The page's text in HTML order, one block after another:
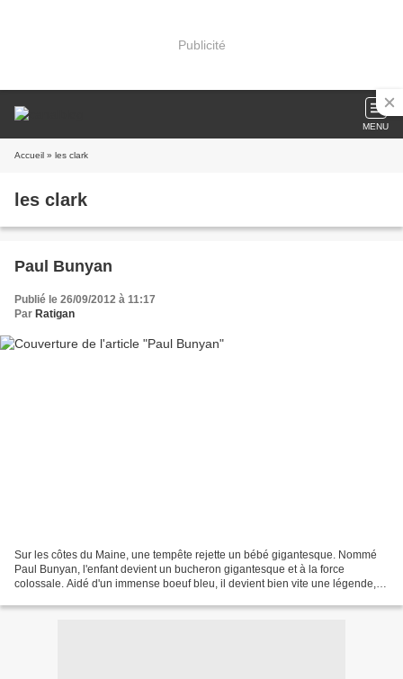
Publicité
MENU
Accueil » les clark
les clark
Paul Bunyan
Publié le 26/09/2012 à 11:17
Par Ratigan
Sur les côtes du Maine, une tempête rejette un bébé gigantesque. Nommé
Paul Bunyan, l'enfant devient un bucheron gigantesque et à la force
colossale. Aidé d'un immense boeuf bleu, il devient bien vite une légende,